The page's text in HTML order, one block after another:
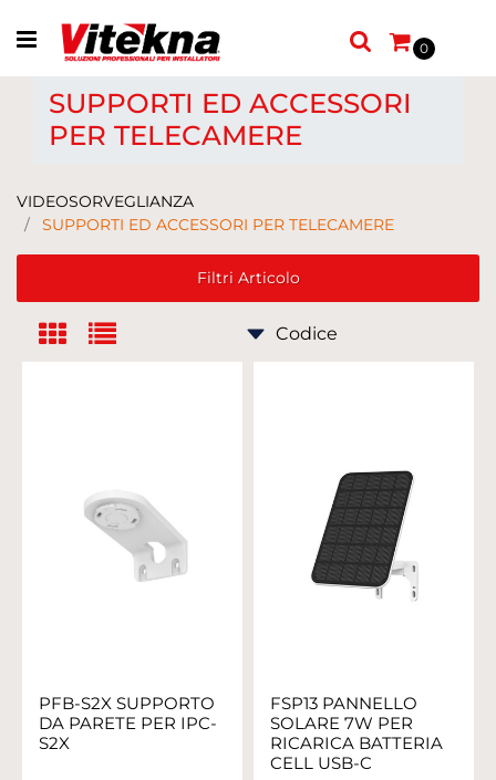
Open menu
0
SUPPORTI ED ACCESSORI
PER TELECAMERE
VIDEOSORVEGLIANZA
SUPPORTI ED ACCESSORI PER TELECAMERE
Filtri Articolo
PFB-S2X SUPPORTO
DA PARETE PER IPC-
S2X
FSP13 PANNELLO
SOLARE 7W PER
RICARICA BATTERIA
CELL USB-C